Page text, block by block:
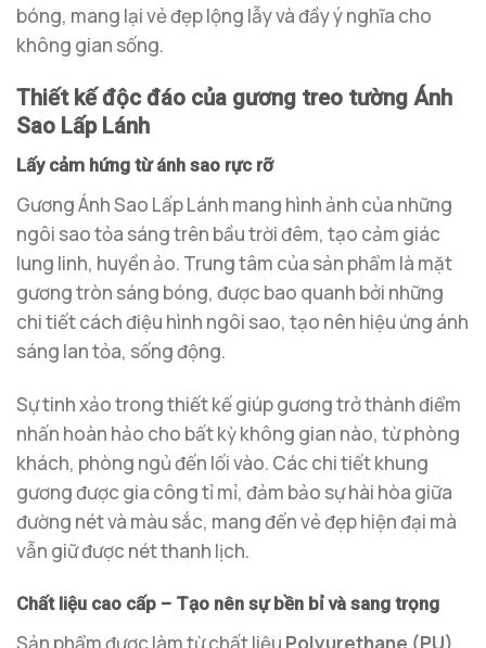
bóng, mang lại vẻ đẹp lộng lẫy và đầy ý nghĩa cho
không gian sống.
Thiết kế độc đáo của gương treo tường Ánh
Sao Lấp Lánh
Lấy cảm hứng từ ánh sao rực rỡ
Gương Ánh Sao Lấp Lánh mang hình ảnh của những
ngôi sao tỏa sáng trên bầu trời đêm, tạo cảm giác
lung linh, huyền ảo. Trung tâm của sản phẩm là mặt
gương tròn sáng bóng, được bao quanh bởi những
chi tiết cách điệu hình ngôi sao, tạo nên hiệu ứng ánh
sáng lan tỏa, sống động.
Sự tinh xảo trong thiết kế giúp gương trở thành điểm
nhấn hoàn hảo cho bất kỳ không gian nào, từ phòng
khách, phòng ngủ đến lối vào. Các chi tiết khung
gương được gia công tỉ mỉ, đảm bảo sự hài hòa giữa
đường nét và màu sắc, mang đến vẻ đẹp hiện đại mà
vẫn giữ được nét thanh lịch.
Chất liệu cao cấp – Tạo nên sự bền bỉ và sang trọng
Sản phẩm được làm từ chất liệu Polyurethane (PU),